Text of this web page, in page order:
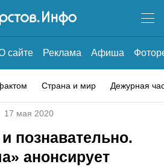
сайте Реклама Афиша
Страна и мир Дежурная
17 мая 2020
познавательно.
анонсирует